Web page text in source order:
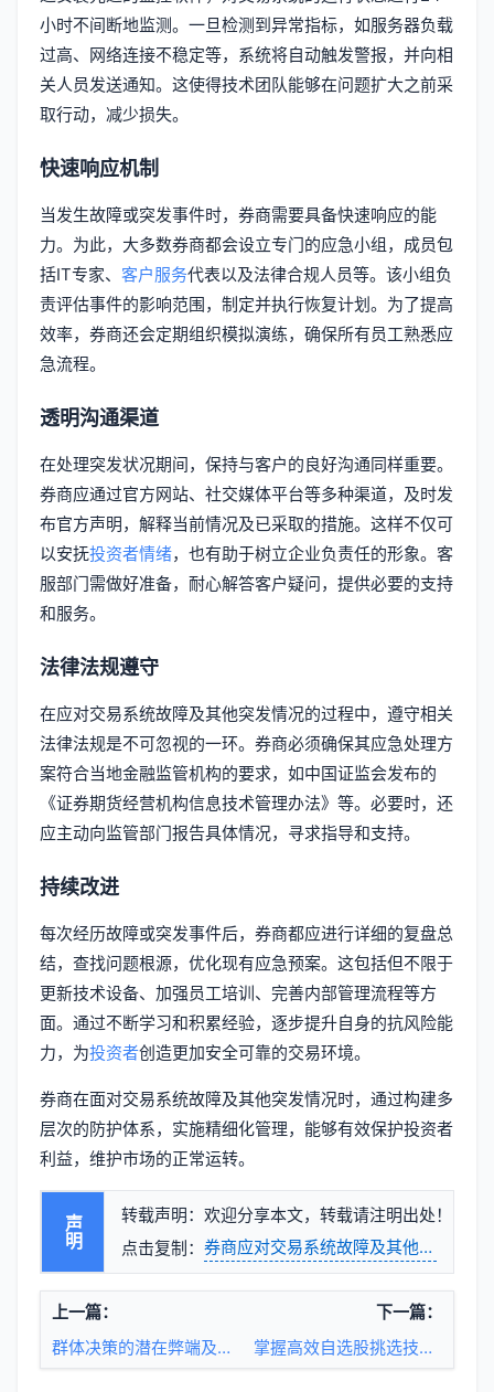
小时不间断地监测。一旦检测到异常指标，如服务器负载
过高、网络连接不稳定等，系统将自动触发警报，并向相
关人员发送通知。这使得技术团队能够在问题扩大之前采
取行动，减少损失。
快速响应机制
当发生故障或突发事件时，券商需要具备快速响应的能
力。为此，大多数券商都会设立专门的应急小组，成员包
括IT专家、 客户服务代表以及法律合规人员等。该小组负
责评估事件的影响范围，制定并执行恢复计划。为了提高
效率，券商还会定期组织模拟演练，确保所有员工熟悉应
急流程。
透明沟通渠道
在处理突发状况期间，保持与客户的良好沟通同样重要。
券商应通过官方网站、社交媒体平台等多种渠道，及时发
布官方声明，解释当前情况及已采取的措施。这样不仅可
以安抚投资者情绪，也有助于树立企业负责任的形象。客
服部门需做好准备，耐心解答客户疑问，提供必要的支持
和服务。
法律法规遵守
在应对交易系统故障及其他突发情况的过程中，遵守相关
法律法规是不可忽视的一环。券商必须确保其应急处理方
案符合当地金融监管机构的要求，如中国证监会发布的
《证券期货经营机构信息技术管理办法》等。必要时，还
应主动向监管部门报告具体情况，寻求指导和支持。
持续改进
每次经历故障或突发事件后，券商都应进行详细的复盘总
结，查找问题根源，优化现有应急预案。这包括但不限于
更新技术设备、加强员工培训、完善内部管理流程等方
面。通过不断学习和积累经验，逐步提升自身的抗风险能
力，为投资者创造更加安全可靠的交易环境。
券商在面对交易系统故障及其他突发情况时，通过构建多
层次的防护体系，实施精细化管理，能够有效保护投资者
利益，维护市场的正常运转。
声明
转载声明：欢迎分享本文，转载请注明出处！
点击复制： 券商应对交易系统故障及其他突发情况
上一篇：
群体决策的潜在弊端及其影响
下一篇：
掌握高效自选股挑选技巧，优化投资组合